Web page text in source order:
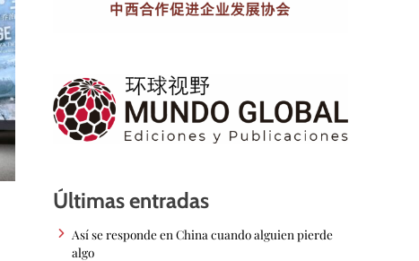
Últimas entradas
Así se responde en China cuando alguien pierde
algo